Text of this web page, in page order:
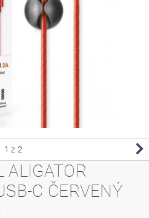
1 z 2
ALIGATOR
C ČERVENÝ